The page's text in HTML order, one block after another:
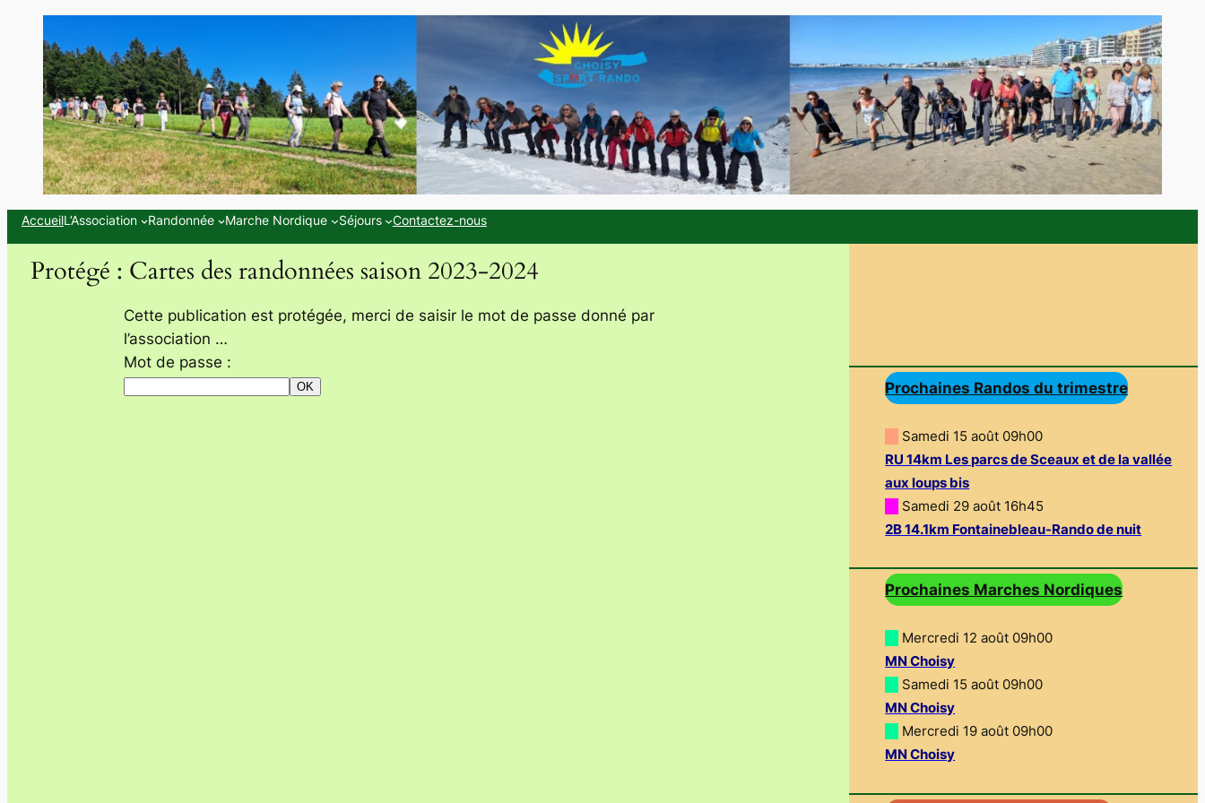
contenu
AccueilL’Association Randonnée Marche Nordique Séjours Contactez-nous
Protégé : Cartes des randonnées saison 2023-2024
Cette publication est protégée, merci de saisir le mot de passe donné par
l’association …
Mot de passe :
Prochaines Randos du trimestre
Samedi 15 août 09h00
RU 14km Les parcs de Sceaux et de la vallée
aux loups bis
Samedi 29 août 16h45
2B 14.1km Fontainebleau-Rando de nuit
Prochaines Marches Nordiques
Mercredi 12 août 09h00
MN Choisy
Samedi 15 août 09h00
MN Choisy
Mercredi 19 août 09h00
MN Choisy